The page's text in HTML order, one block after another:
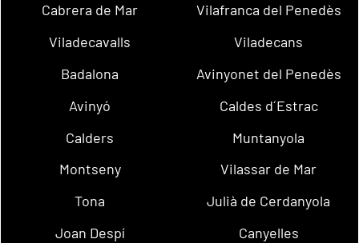
Cabrera de Mar
Vilafranca del Penedès
Viladecavalls
Viladecans
Badalona
Avinyonet del Penedès
Avinyó
Caldes d´Estrac
Calders
Muntanyola
Montseny
Vilassar de Mar
Tona
Julià de Cerdanyola
Joan Despí
Canyelles